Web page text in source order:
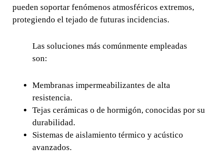
pueden soportar fenómenos atmosféricos extremos,
protegiendo el tejado de futuras incidencias.
Las soluciones más comúnmente empleadas
son:
Membranas impermeabilizantes de alta
resistencia.
Tejas cerámicas o de hormigón, conocidas por su
durabilidad.
Sistemas de aislamiento térmico y acústico
avanzados.